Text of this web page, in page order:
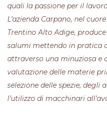
quali la passione per il
L’azienda Carpano, nel
Trentino Alto Adige,
salumi mettendo in pratica
attraverso una minuziosa e
valutazione delle materie
selezione delle spezie,
l’utilizzo di macchinari